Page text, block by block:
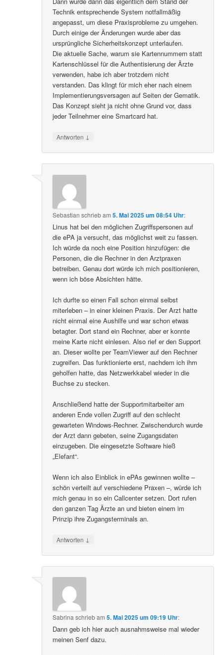
Technik entsprechende System notfallmäßig
angepasst, um diese Praxisprobleme zu umgehen.
Durch einige der Änderungen wurde aber das
ursprüngliche Sicherheitskonzept unterlaufen.
Die aktuelle Sache, warum sie Kartennummern statt
Kartenschlüssel für die Authentisierung der Ärzte
verwenden, habe ich aber trotzdem nicht
verstanden. Das klingt für mich eher nach einem
Implementierungsversagen auf Seiten der Gematik.
Das Konzept sieht ja nicht ohne Grund vor, dass
jeder Teilnehmer eine Smartcard hat.
Antworten ↓
Sebastian schriebam5. Mai 2025 um 08:54 Uhr:
Linus hat bei den möglichen Zugriffspersonen auf
die ePA ja versucht, das möglichst weit zu fassen.
Ich würde da noch eine Position hinzufügen: die
Personen, die die Rechner in den Arztpraxen
betreiben. Genau dort würde ich mich positionieren,
wenn ich böse Absichten hätte.
Ich durfte so einen Fall schon einmal selbst
miterleben – in einer kleinen Praxis. Der Arzt hatte
nicht einmal eine Aushilfe und war schon etwas
betagter. Dort stand ein Rechner, aber er konnte
meine Karte nicht einlesen. Also rief er den Support
an. Dieser wollte per TeamViewer auf den Rechner
zugreifen. Das funktionierte erst, nachdem ich ihm
geholfen hatte, das Netzwerkkabel wieder in die
Buchse zu stecken.
Anschließend hatte der Supportmitarbeiter am
anderen Ende vollen Zugriff auf den schlecht
gewarteten Windows-Rechner. Zwischendurch wurde
der Arzt dann gebeten, seine Zugangsdaten
einzugeben. Die eingesetzte Software hieß
„Elefant“.
Wenn ich also Einblick in ePAs gewinnen wollte –
schön verteilt auf verschiedene Praxen –, würde ich
mich genau in so ein Callcenter setzen. Dort rufen
den ganzen Tag Ärzte an und bieten einem im
Prinzip ihre Zugangsterminals an.
Antworten ↓
Sabrinaschriebam5. Mai 2025 um 09:19 Uhr:
Dann geb ich hier auch ausnahmsweise mal wieder
meinen Senf dazu.